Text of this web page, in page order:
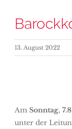
13. August 2022
Am Sonntag,
unter der